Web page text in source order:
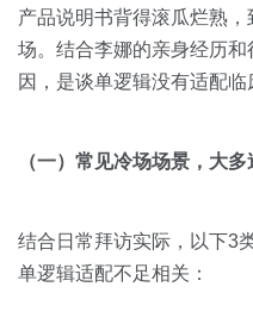
产品说明书背得滚瓜烂熟
场。结合李娜的亲身经历
因，是谈单逻辑没有适配临
（一）常见冷场场景，大
结合日常拜访实际，以下3
单逻辑适配不足相关：